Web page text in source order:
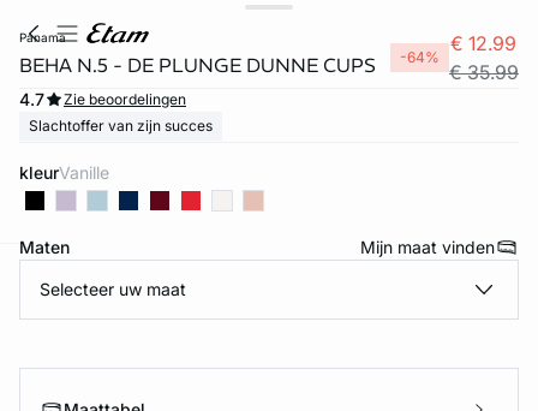
panama
BEHA N.5 - DE PLUNGE DUNNE CUPS -64%
€ 12.99
€ 35.99
4.7
Zie beoordelingen
Slachtoffer van zijn succes
kleur vanille
Maten Mijn maat vinden
Selecteer uw maat